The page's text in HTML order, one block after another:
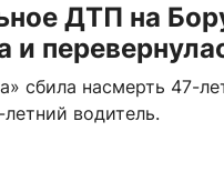
ДТП на
и
сбила насмерть 47-
водитель.